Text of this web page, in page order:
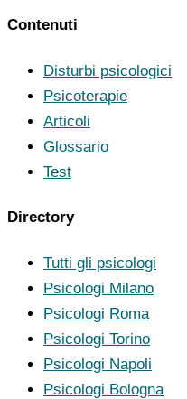
Contenuti
Disturbi psicologici
Psicoterapie
Articoli
Glossario
Test
Directory
Tutti gli psicologi
Psicologi Milano
Psicologi Roma
Psicologi Torino
Psicologi Napoli
Psicologi Bologna